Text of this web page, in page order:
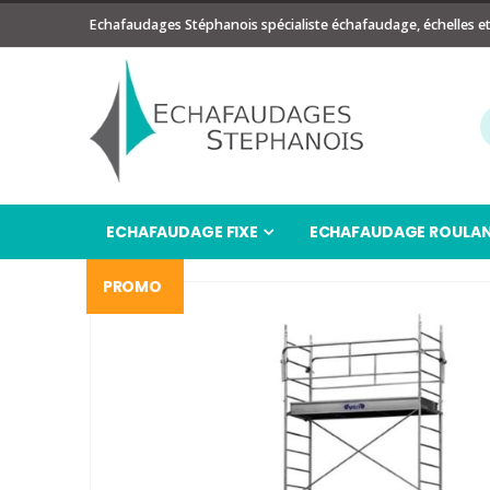
Echafaudages Stéphanois spécialiste échafaudage, échelles
ECHAFAUDAGE FIXE ECHAFAUDAGE
PROMO
Passer
à